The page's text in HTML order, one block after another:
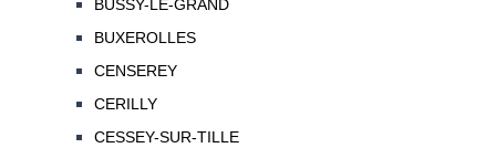
BUSSY-LE-GRAND
BUXEROLLES
CENSEREY
CERILLY
CESSEY-SUR-TILLE